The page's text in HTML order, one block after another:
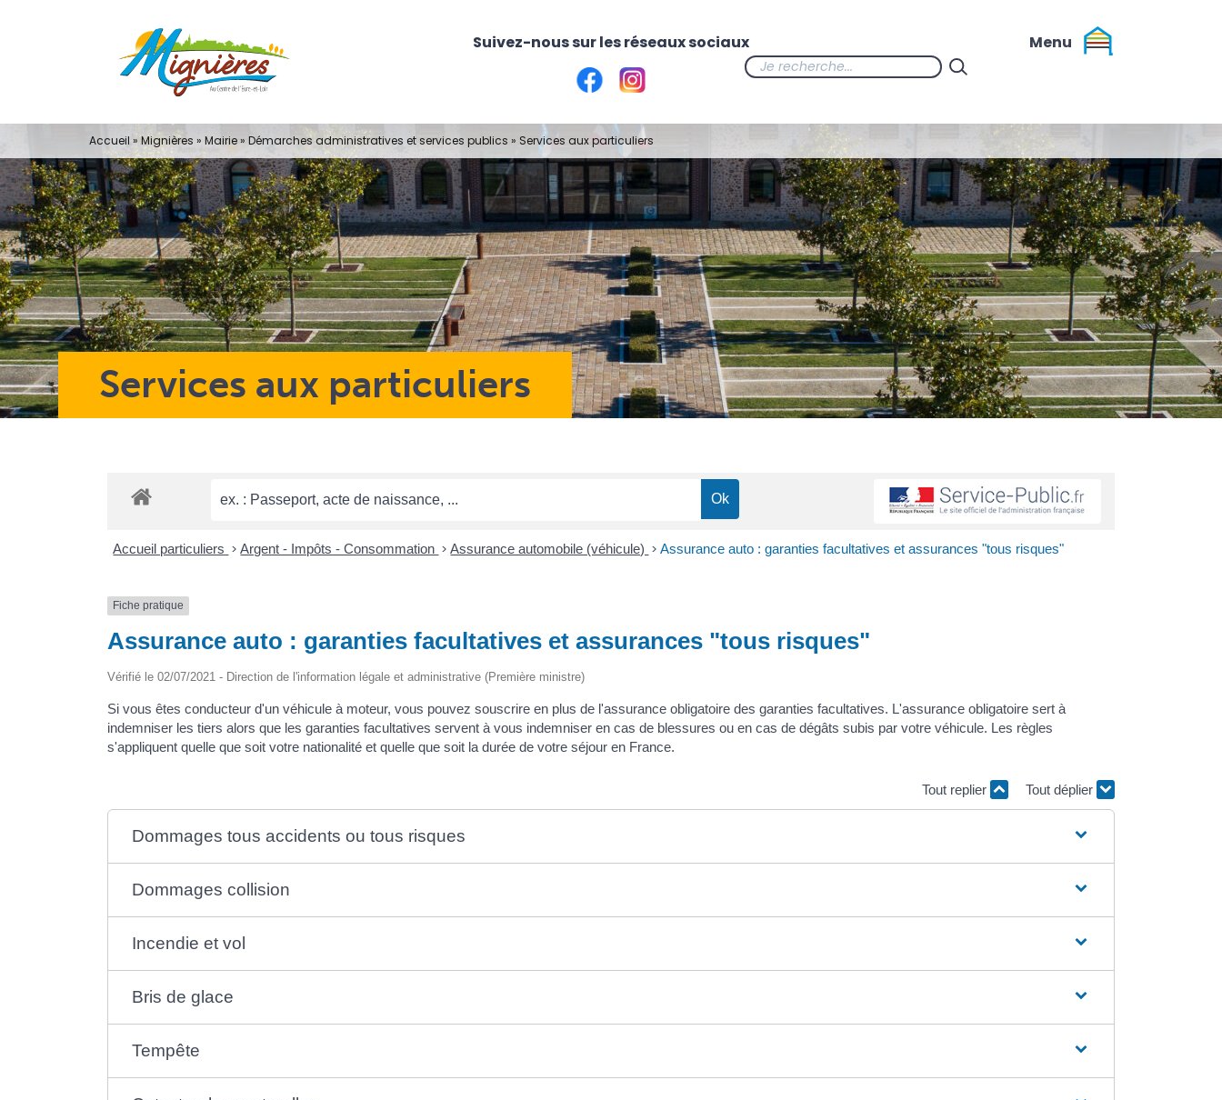
Services aux particuliers
Accueil » Mignières » Mairie» Démarches administratives et services publics » Services aux particuliers
Accueil particuliers > Argent - Impôts - Consommation > Assurance automobile (véhicule) > Assurance auto : garanties facultatives et assurances "tous risques"
Fiche pratique
Assurance auto : garanties facultatives et assurances "tous risques"
Vérifié le 02/07/2021 - Direction de l'information légale et administrative (Première ministre)
Si vous êtes conducteur d'un véhicule à moteur, vous pouvez souscrire en plus de l'assurance obligatoire des garanties facultatives. L'assurance obligatoire sert à
indemniser les tiers alors que les garanties facultatives servent à vous indemniser en cas de blessures ou en cas de dégâts subis par votre véhicule. Les règles
s'appliquent quelle que soit votre nationalité et quelle que soit la durée de votre séjour en France.
Tout replier Tout déplier
Dommages tous accidents ou tous risques
Dommages collision
Incendie et vol
Bris de glace
Tempête